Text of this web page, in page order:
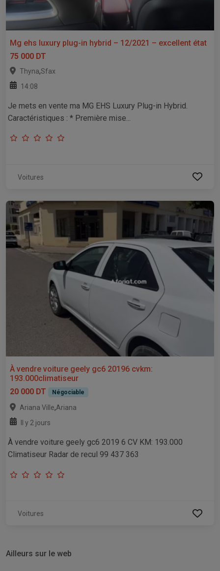
Mg ehs luxury plug-in hybrid – 12/2021 – excellent état
75 000 DT
Thyna,Sfax
14:08
Je mets en vente ma MG EHS Luxury Plug-in Hybrid.
Caractéristiques : * Première mise...
Voitures
À vendre voiture geely gc6 20196 cvkm:
193.000climatiseur
20 000 DT
Négociable
Ariana Ville,Ariana
Il y 2 jours
À vendre voiture geely gc6 2019 6 CV KM: 193.000
Climatiseur Radar de recul 99 437 363
Voitures
Ailleurs sur le web